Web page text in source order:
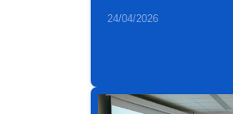
24/04/2026